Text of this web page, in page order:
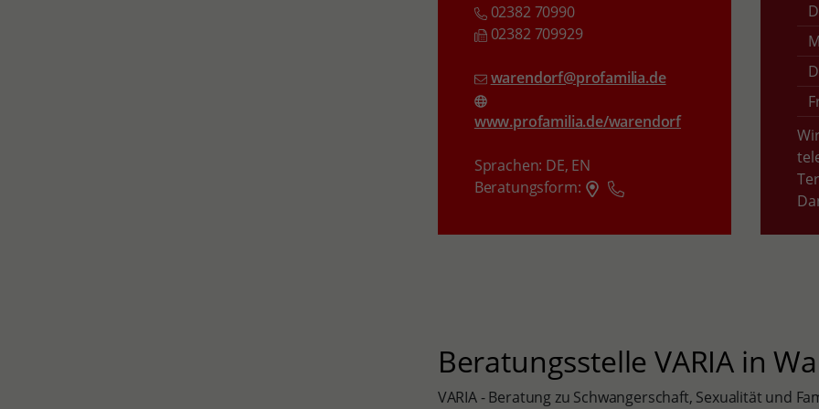
02382 70990
02382 709929
warendorf@profamilia.de
www.profamilia.de/warendorf
Sprachen: DE, EN
Beratungsform:
Beratungsstelle VARIA in
VARIA - Beratung zu Schwangerschaft, Sexualität und